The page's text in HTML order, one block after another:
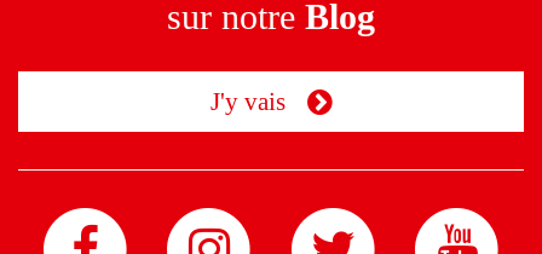
sur notre Blog
J'y vais